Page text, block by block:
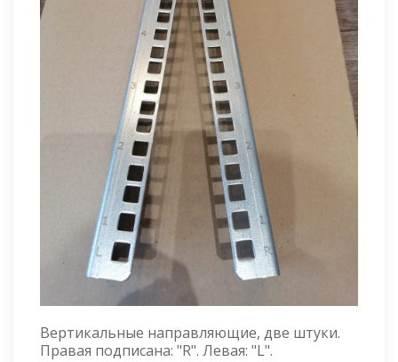
Вертикальные направляющие, две штуки.
Правая подписана: "R". Левая: "L".